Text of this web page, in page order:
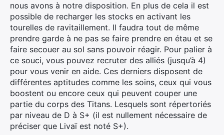
nous avons à notre disposition. En plus de cela il est
possible de recharger les stocks en activant les
tourelles de ravitaillement. Il faudra tout de même
prendre garde à ne pas se faire prendre en étau et se
faire secouer au sol sans pouvoir réagir. Pour palier à
ce souci, vous pouvez recruter des alliés (jusqu’à 4)
pour vous venir en aide. Ces derniers disposent de
différentes aptitudes comme les soins, ceux qui vous
boostent ou encore ceux qui peuvent couper une
partie du corps des Titans. Lesquels sont répertoriés
par niveau de D à S+ (il est nullement nécessaire de
préciser que Livaï est noté S+).